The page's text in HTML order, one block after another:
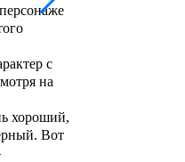
с
на
хороший,
Вот